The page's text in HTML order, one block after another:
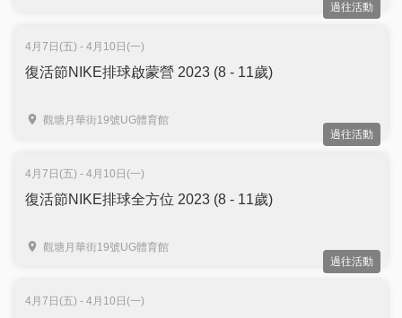
過往活動
4月7日(五) - 4月10日(一)
復活節NIKE排球啟蒙營 2023 (8 - 11歲)
觀塘月華街19號UG體育館
過往活動
4月7日(五) - 4月10日(一)
復活節NIKE排球全方位 2023 (8 - 11歲)
觀塘月華街19號UG體育館
過往活動
4月7日(五) - 4月10日(一)